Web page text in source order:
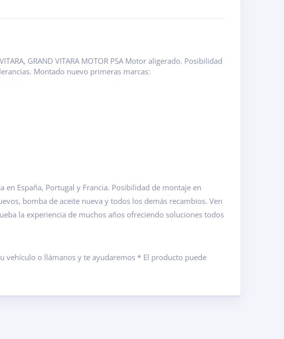
GRAND VITARA MOTOR PSA Motor aligerado. Posibilidad
Montado nuevo primeras marcas:
España, Portugal y Francia. Posibilidad de montaje en
bomba de aceite nueva y todos los demás recambios. Ven
la experiencia de muchos años ofreciendo soluciones todos
vehículo o llámanos y te ayudaremos * El producto puede